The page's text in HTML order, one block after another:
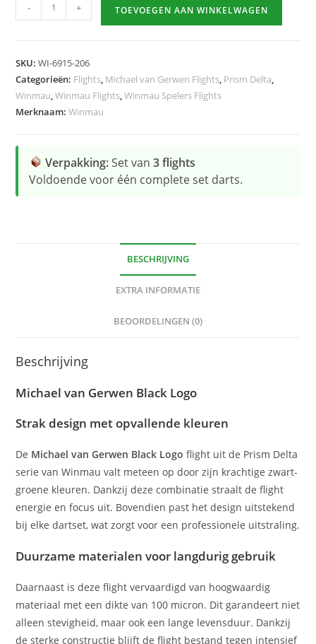
Michael
van
Logo
hoeveelheid
- + TOEVOEGEN AAN WINKELWAGEN
SKU:WI-6915-206
Categorieën: Flights Michael van Gerwen Flights Prism Delta
Winmau ,Winmau Flights ,Winmau Spelers Flights
Merknaam:Winmau
Verpakking:Set van 3 flights
Voldoende voor één complete set darts.
BESCHRIJVING
EXTRA INFORMATIE
BEOORDELINGEN (0)
Beschrijving
Michael van Gerwen Black Logo
Strak design met opvallende kleuren
De Michael van Gerwen Black Logo flight uit de Prism Delta
serie van Winmau valt meteen op door zijn krachtige zwart-
groene kleuren. Dankzij deze combinatie straalt de flight
energie en focus uit. Bovendien past het design uitstekend
bij elke dartset, wat zorgt voor een professionele uitstraling.
Duurzame materialen voor langdurig gebruik
Daarnaast is deze flight vervaardigd van hoogwaardig
materiaal met een dikte van 100 micron. Dit garandeert niet
alleen stevigheid, maar ook een lange levensduur. Dankzij
de sterke constructie blijft de flight bestand tegen intensief